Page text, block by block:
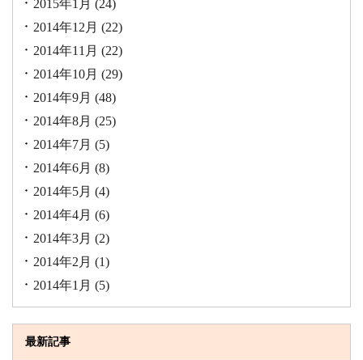
2015年1月 (24)
2014年12月 (22)
2014年11月 (22)
2014年10月 (29)
2014年9月 (48)
2014年8月 (25)
2014年7月 (5)
2014年6月 (8)
2014年5月 (4)
2014年4月 (6)
2014年3月 (2)
2014年2月 (1)
2014年1月 (5)
最新記事